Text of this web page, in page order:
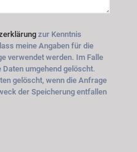
zur Kenntnis
meine Angaben für die
verwendet werden. Im Falle
umgehend gelöscht.
gelöscht, wenn die Anfrage
der Speicherung entfallen